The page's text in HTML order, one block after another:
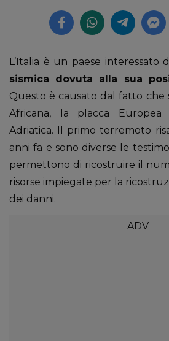
L’Italia è un paese interessato
sismica dovuta alla sua
Questo è causato dal fatto che
Africana, la placca
Adriatica. Il primo terremoto
anni fa e sono diverse le
permettono di ricostruire il
risorse impiegate per la
dei danni.